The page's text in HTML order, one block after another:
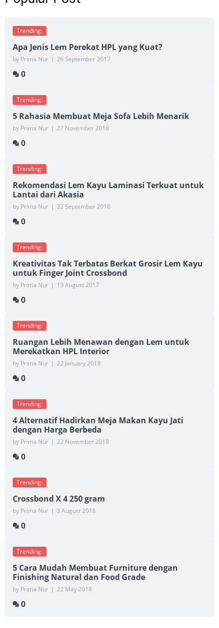
Trending:
Apa Jenis Lem Perekat HPL yang Kuat?
by Prima Nur | 26 September 2017
0
Trending:
5 Rahasia Membuat Meja Sofa Lebih Menarik
by Prima Nur | 27 November 2018
0
Trending:
Rekomendasi Lem Kayu Laminasi Terkuat untuk
Lantai dari Akasia
by Prima Nur | 22 September 2016
0
Trending:
Kreativitas Tak Terbatas Berkat Grosir Lem Kayu
untuk Finger Joint Crossbond
by Prima Nur | 13 August 2017
0
Trending:
Ruangan Lebih Menawan dengan Lem untuk
Merekatkan HPL Interior
by Prima Nur | 22 January 2018
0
Trending:
4 Alternatif Hadirkan Meja Makan Kayu Jati
dengan Harga Berbeda
by Prima Nur | 22 November 2018
0
Trending:
Crossbond X 4 250 gram
by Prima Nur | 3 August 2016
0
Trending:
5 Cara Mudah Membuat Furniture dengan
Finishing Natural dan Food Grade
by Prima Nur | 22 May 2018
0